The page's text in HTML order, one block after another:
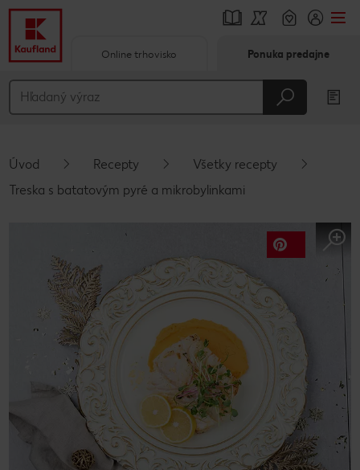
Hlavný obsah
Vyskakovací bočný panel
Online trhovisko Ponuka predajne
Úvod Recepty
Všetky recepty
Treska s batatovým pyré a mikrobylinkami